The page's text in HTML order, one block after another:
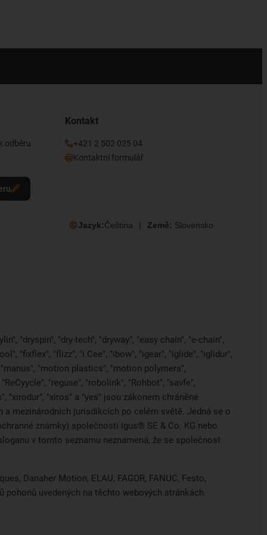
odběru
Kontakt
+421 2 502 025 04
Kontaktní formulář
Jazyk:Čeština Země: Slovensko
"dryspin", "dry-tech", "dryway", "easy chain", "e-chain",
"fixflex", "flizz", "i.Cee", "ibow", "igear", "iglide", "iglidur",
"motion plastics", "motion polymers",
"reguse", "robolink", "Rohbot", "savfe",
"xirodur", "xiros" a "yes" jsou zákonem chráněné
a mezinárodních jurisdikcích po celém světě. Jedná se o
známky) společnosti igus® SE & Co. KG nebo
v tomto seznamu neznamená, že se společnost
Danaher Motion, ELAU, FAGOR, FANUC, Festo,
pohonů uvedených na těchto webových stránkách.